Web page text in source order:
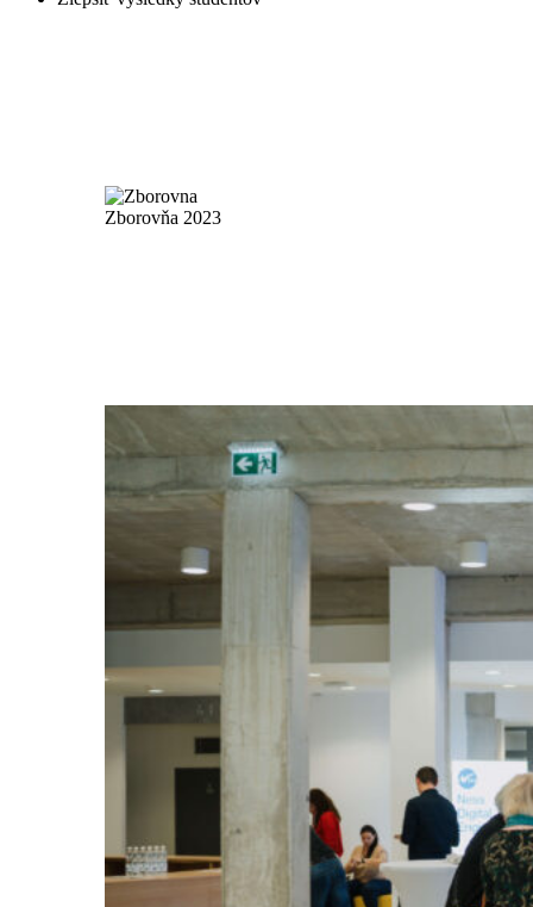
Zborovňa 2023